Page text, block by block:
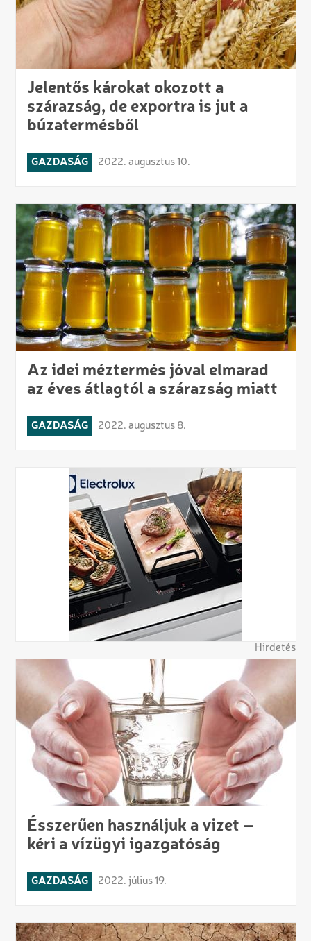
Jelentős károkat okozott a
szárazság, de exportra is jut a
búzatermésből
GAZDASÁG 2022. augusztus 10.
Az idei méztermés jóval elmarad
az éves átlagtól a szárazság miatt
GAZDASÁG 2022. augusztus 8.
Hirdetés
Ésszerűen használjuk a vizet –
kéri a vízügyi igazgatóság
GAZDASÁG 2022. július 19.